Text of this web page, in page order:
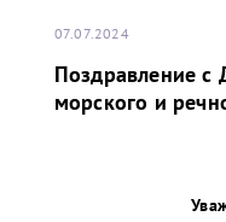
07.07.2024
Поздравление с
морского и